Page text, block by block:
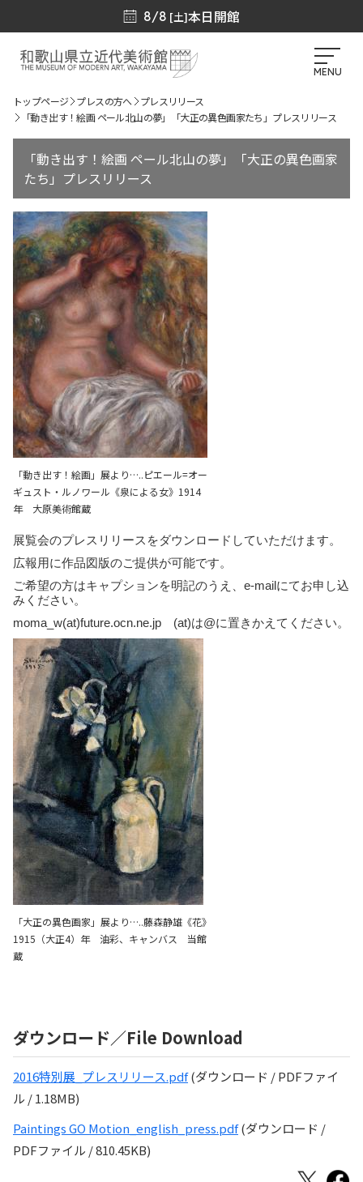
8/8 [土]本日開館
MENU
トップページ プレスの方へ
プレスリリース
「動き出す！絵画 ペール北山の夢」「大正の異色画家たち」プレスリリース
「動き出す！絵画 ペール北山の夢」「大正の異色画家
たち」プレスリリース
「動き出す！絵画」展より…..ピエール=オー
ギュスト・ルノワール《泉による女》1914
年 大原美術館蔵
展覧会のプレスリリースをダウンロードしていただけます。
広報用に作品図版のご提供が可能です。
ご希望の方はキャプションを明記のうえ、e-mailにてお申し込
みください。
moma_w(at)future.ocn.ne.jp (at)は@に置きかえてください。
「大正の異色画家」展より…..藤森静雄《花》
1915（大正4）年 油彩、キャンバス 当館
蔵
ダウンロード／File Download
2016特別展_プレスリリース.pdf(ダウンロード / PDFファイ
ル / 1.18MB)
Paintings GO Motion_english_press.pdf(ダウンロード /
PDFファイル / 810.45KB)